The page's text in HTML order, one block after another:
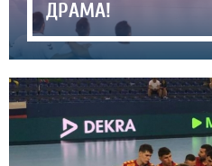
ДРАМА!